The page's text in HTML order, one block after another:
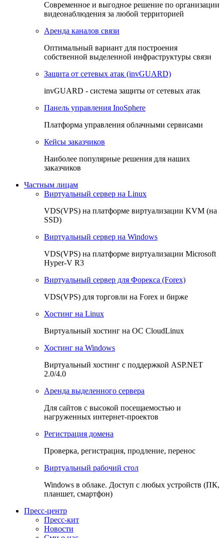
Cовременное и выгодное решение по организации
видеонаблюдения за любой территорией
Аренда каналов связи
Оптимальный вариант для построения
собственной выделенной инфраструктуры связи
Защита от сетевых атак (invGUARD)
invGUARD - система защиты от сетевых атак
Панель управления InoSphere
Платформа управления облачными сервисами
Кейсы заказчиков
Наиболее популярные решения для наших
заказчиков
Частным лицам
Виртуальный сервер на Linux
VDS(VPS) на платформе виртуализации KVM (на
SSD)
Виртуальный сервер на Windows
VDS(VPS) на платформе виртуализации Microsoft
Hyper-V R3
Виртуальный сервер для Форекса (Forex)
VDS(VPS) для торговли на Forex и бирже
Хостинг на Linux
Виртуальный хостинг на OC CloudLinux
Хостинг на Windows
Виртуальный хостинг с поддержкой ASP.NET
2.0/4.0
Аренда выделенного сервера
Для сайтов с высокой посещаемостью и
нагруженных интернет-проектов
Регистрация домена
Проверка, регистрация, продление, перенос
Виртуальный рабочий стол
Windows в облаке. Доступ с любых устройств (ПК,
планшет, смартфон)
Пресс-центр
Пресс-кит
Новости